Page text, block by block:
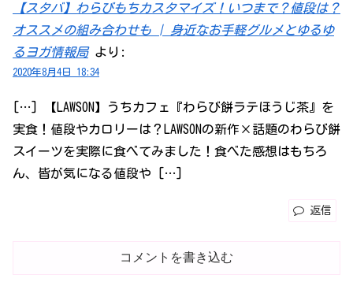
【スタバ】わらびもちカスタマイズ！いつまで？値段は？
オススメの組み合わせも | 身近なお手軽グルメとゆるゆ
るヨガ情報局 より:
2020年8月4日 18:34
[…] 【LAWSON】うちカフェ『わらび餅ラテほうじ茶』を
実食！値段やカロリーは？LAWSONの新作×話題のわらび餅
スイーツを実際に食べてみました！食べた感想はもちろ
ん、皆が気になる値段や […]
返信
コメントを書き込む